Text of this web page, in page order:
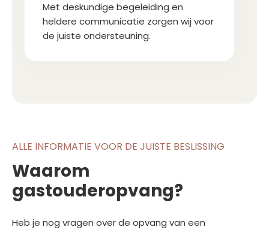
Met deskundige begeleiding en
heldere communicatie zorgen wij voor
de juiste ondersteuning.
ALLE INFORMATIE VOOR DE JUISTE BESLISSING
Waarom
gastouderopvang?
Heb je nog vragen over de opvang van een